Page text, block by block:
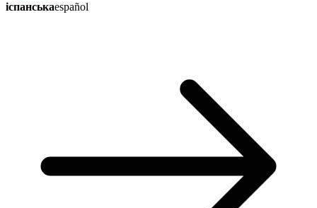
іспанськаespañol